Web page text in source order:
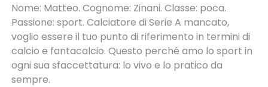
Nome: Matteo. Cognome: Zinani. Classe: poca.
Passione: sport. Calciatore di Serie A mancato,
voglio essere il tuo punto di riferimento in termini di
calcio e fantacalcio. Questo perché amo lo sport in
ogni sua sfaccettatura: lo vivo e lo pratico da
sempre.